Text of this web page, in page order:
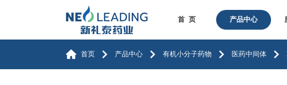
首 页 产品中心
首页 产品中心 有机小分子药物 医药中间体